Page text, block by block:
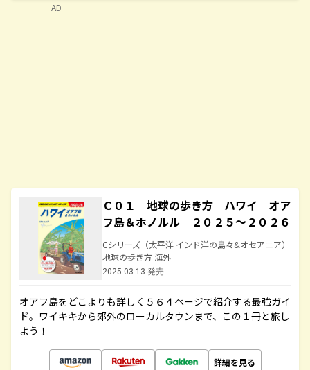
Ｃ０１ 地球の歩き方 ハワイ オア
フ島＆ホノルル ２０２５～２０２６
Cシリーズ（太平洋 インド洋の島々&オセアニア）
地球の歩き方 海外
2025.03.13 発売
オアフ島をどこよりも詳しく５６４ページで紹介する最強ガイ
ド。ワイキキから郊外のローカルタウンまで、この１冊と旅し
よう！
詳細を見る
AD